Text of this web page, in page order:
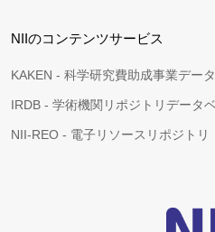
NIIのコンテンツサービス
KAKEN - 科学研究費助成事業デー
IRDB - 学術機関リポジトリデータ
NII-REO - 電子リソースリポジトリ